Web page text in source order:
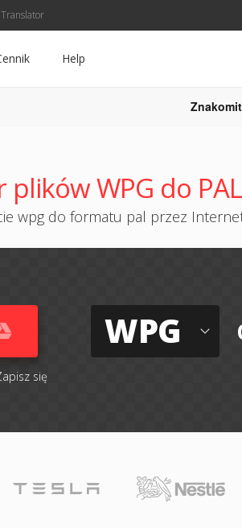
Help
WPG do PAL
wpg do formatu pal przez
się
WPG